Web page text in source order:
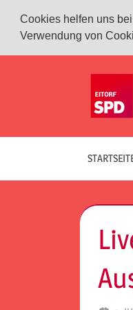
Cookies helfen uns
Verwendung von